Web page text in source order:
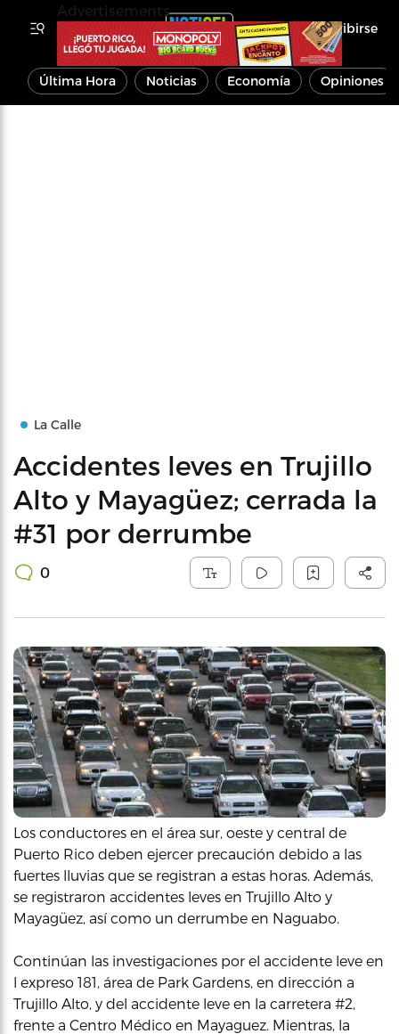
Inscribirse
Última Hora Noticias Economía Opiniones
La Calle
Accidentes leves en Trujillo
Alto y Mayagüez; cerrada la
#31 por derrumbe
0
Los conductores en el área sur, oeste y central de
Puerto Rico deben ejercer precaución debido a las
fuertes lluvias que se registran a estas horas. Además,
se registraron accidentes leves en Trujillo Alto y
Mayagüez, así como un derrumbe en Naguabo.
Continúan las investigaciones por el accidente leve en
l expreso 181, área de Park Gardens, en dirección a
Trujillo Alto, y del accidente leve en la carretera #2,
frente a Centro Médico en Mayaguez. Mientras, la
Advertisements